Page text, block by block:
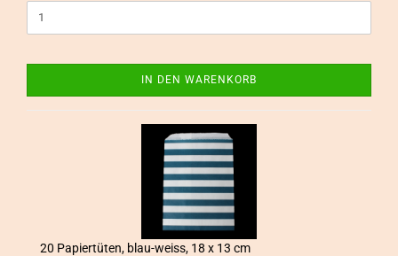
IN DEN WARENKORB
20 Pa­pier­tü­ten, blau-​weiss, 18 x 13 cm